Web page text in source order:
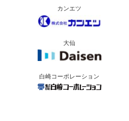
カンエツ
大仙
白崎コーポレーション